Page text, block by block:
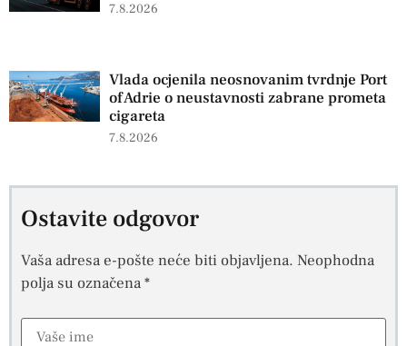
7.8.2026
Vlada ocjenila neosnovanim tvrdnje Port
of Adrie o neustavnosti zabrane prometa
cigareta
7.8.2026
Ostavite odgovor
Vaša adresa e-pošte neće biti objavljena. Neophodna
polja su označena*